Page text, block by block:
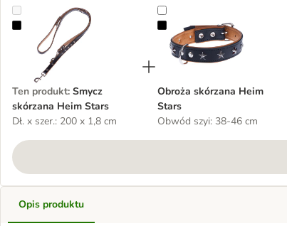
Smycz skórzana Heim Stars
Ten produkt: Smycz
skórzana Heim Stars
Dł. x szer.: 200 x 1,8 cm
Obroża skórzana Heim Stars
Obroża skórzana Heim
Stars
Obwód szyi: 38-46 cm
Opis produktu